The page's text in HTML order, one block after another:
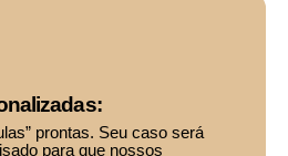
prontas. Seu caso será
para que nossos